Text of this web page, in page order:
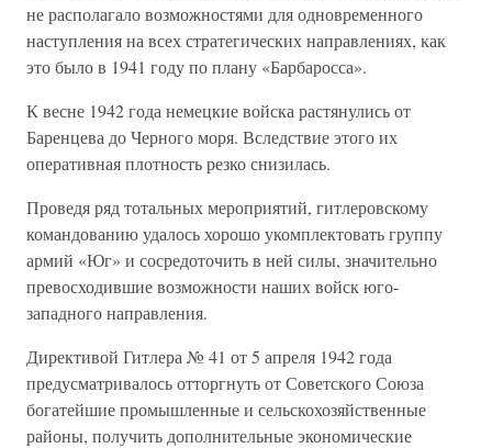
не располагало возможностями для одновременного
наступления на всех стратегических направлениях, как
это было в 1941 году по плану «Барбаросса».
К весне 1942 года немецкие войска растянулись от
Баренцева до Черного моря. Вследствие этого их
оперативная плотность резко снизилась.
Проведя ряд тотальных мероприятий, гитлеровскому
командованию удалось хорошо укомплектовать группу
армий «Юг» и сосредоточить в ней силы, значительно
превосходившие возможности наших войск юго-
западного направления.
Директивой Гитлера № 41 от 5 апреля 1942 года
предусматривалось отторгнуть от Советского Союза
богатейшие промышленные и сельскохозяйственные
районы, получить дополнительные экономические